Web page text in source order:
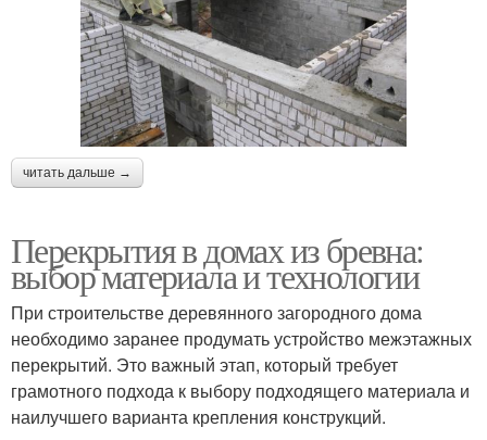
читать дальше →
Перекрытия в домах из бревна:
выбор материала и технологии
При строительстве деревянного загородного дома
необходимо заранее продумать устройство межэтажных
перекрытий. Это важный этап, который требует
грамотного подхода к выбору подходящего материала и
наилучшего варианта крепления конструкций.